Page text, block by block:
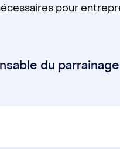
pour
du